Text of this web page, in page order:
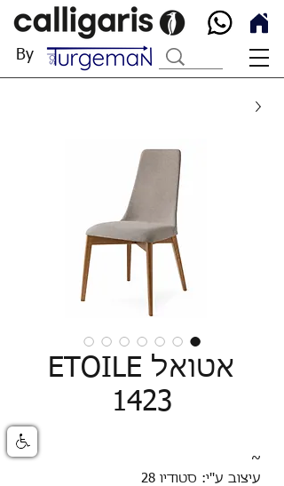
By
אטואל ETOILE
1423
~
עיצוב ע''י: סטודיו 28